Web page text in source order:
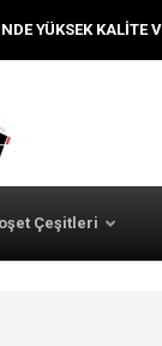
YÜKSEK KALITE
Çeşitleri